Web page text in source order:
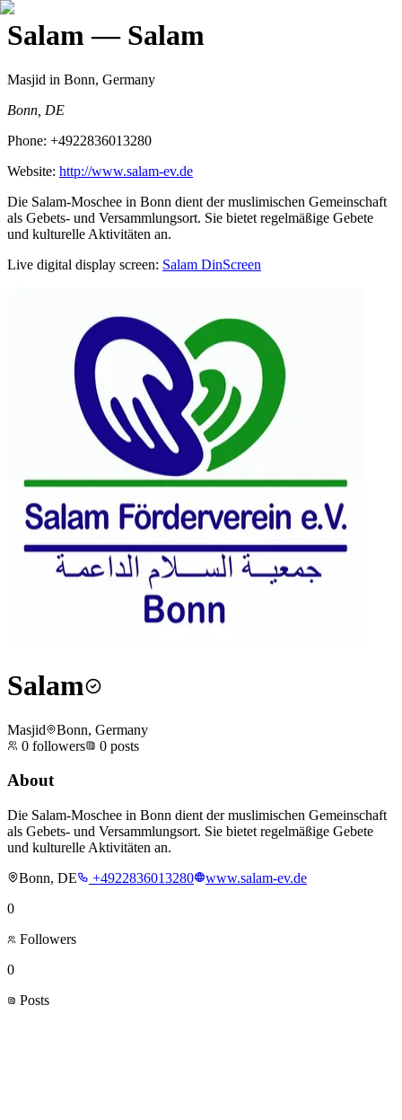
Salam— Salam
Masjid in Bonn, Germany
Bonn, DE
Phone: +4922836013280
Website: http://www.salam-ev.de
Die Salam-Moschee in Bonn dient der muslimischen Gemeinschaft
als Gebets- und Versammlungsort. Sie bietet regelmäßige Gebete
und kulturelle Aktivitäten an.
Live digital display screen: Salam DinScreen
Salam
Masjid
Bonn, Germany
0 followers 0 posts
About
Die Salam-Moschee in Bonn dient der muslimischen Gemeinschaft
als Gebets- und Versammlungsort. Sie bietet regelmäßige Gebete
und kulturelle Aktivitäten an.
Bonn, DE
+4922836013280
www.salam-ev.de
0
Followers
0
Posts